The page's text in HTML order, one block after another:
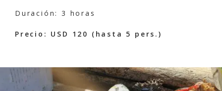
Duración: 3 horas
Precio: USD 120 (hasta 5 pers.)